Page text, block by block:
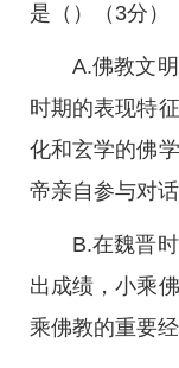
是（）（3分）
A.佛教文
时期的表现特
化和玄学的佛
帝亲自参与对话
B.在魏晋
出成绩，小乘
乘佛教的重要